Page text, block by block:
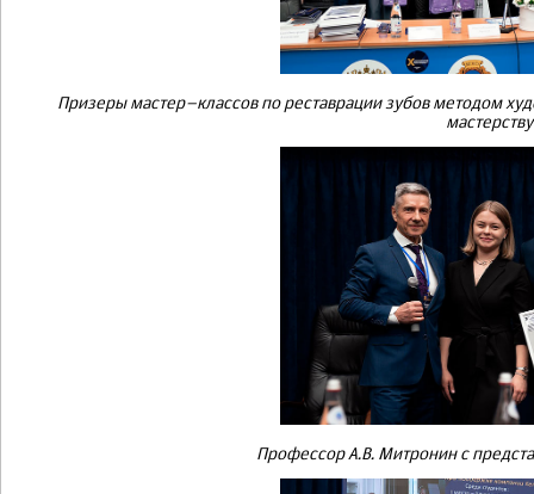
Призеры мастер–классов по реставрации зубов методом
мастерству
Профессор А.В. Митронин с